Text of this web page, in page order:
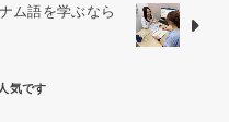
ム語を学ぶなら